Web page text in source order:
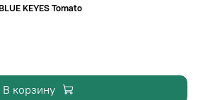
KEYES Tomato
В корзину